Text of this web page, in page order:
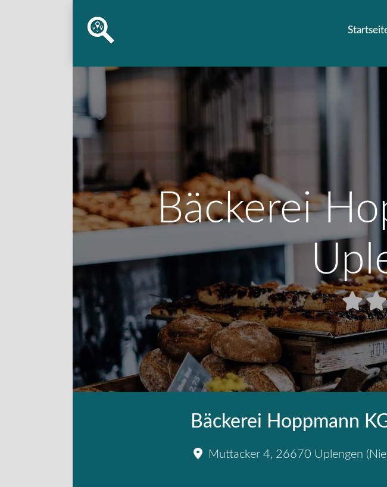
Bäckerei
Bäckerei Hoppmann
Muttacker 4, 26670 Uplengen (